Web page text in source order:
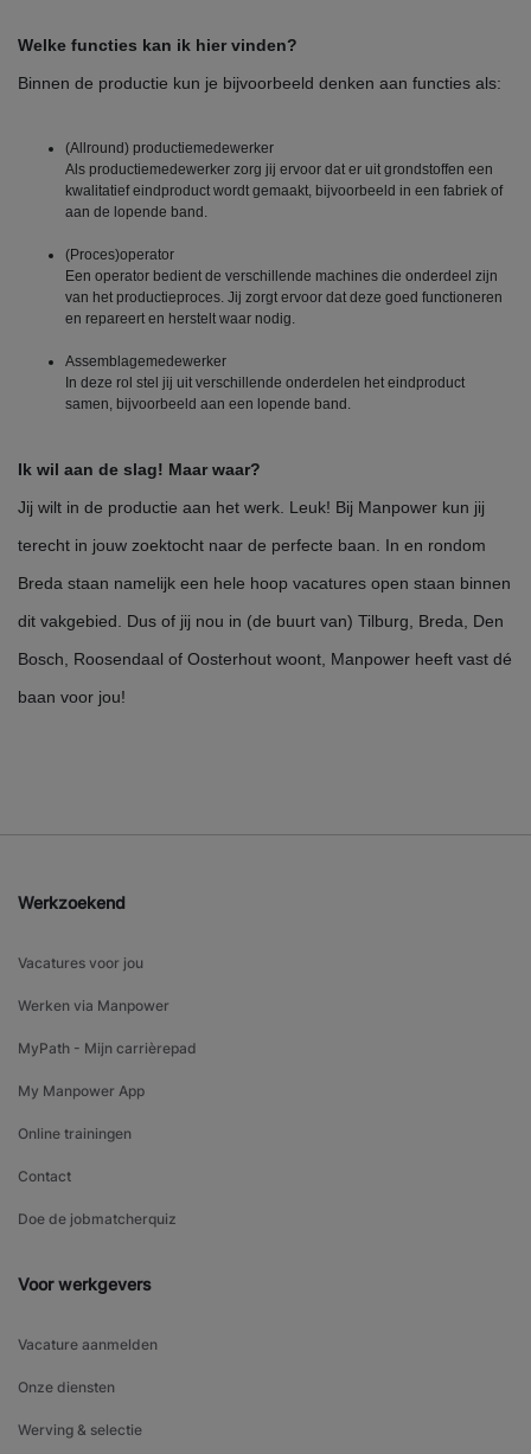
Welke functies kan ik hier vinden?
Binnen de productie kun je bijvoorbeeld denken aan functies als:
(Allround) productiemedewerker
Als productiemedewerker zorg jij ervoor dat er uit grondstoffen een
kwalitatief eindproduct wordt gemaakt, bijvoorbeeld in een fabriek of
aan de lopende band.
(Proces)operator
Een operator bedient de verschillende machines die onderdeel zijn
van het productieproces. Jij zorgt ervoor dat deze goed functioneren
en repareert en herstelt waar nodig.
Assemblagemedewerker
In deze rol stel jij uit verschillende onderdelen het eindproduct
samen, bijvoorbeeld aan een lopende band.
Ik wil aan de slag! Maar waar?
Jij wilt in de productie aan het werk. Leuk! Bij Manpower kun jij
terecht in jouw zoektocht naar de perfecte baan. In en rondom
Breda staan namelijk een hele hoop vacatures open staan binnen
dit vakgebied. Dus of jij nou in (de buurt van) Tilburg, Breda, Den
Bosch, Roosendaal of Oosterhout woont, Manpower heeft vast dé
baan voor jou!
Werkzoekend
Vacatures voor jou
Werken via Manpower
MyPath - Mijn carrièrepad
My Manpower App
Online trainingen
Contact
Doe de jobmatcherquiz
Voor werkgevers
Vacature aanmelden
Onze diensten
Werving & selectie